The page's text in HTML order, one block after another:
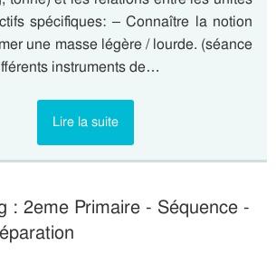
spécifiques: – Connaître la notion
une masse légère / lourde. (séance
instruments de…
Lire la suite
: 2eme Primaire - Séquence -